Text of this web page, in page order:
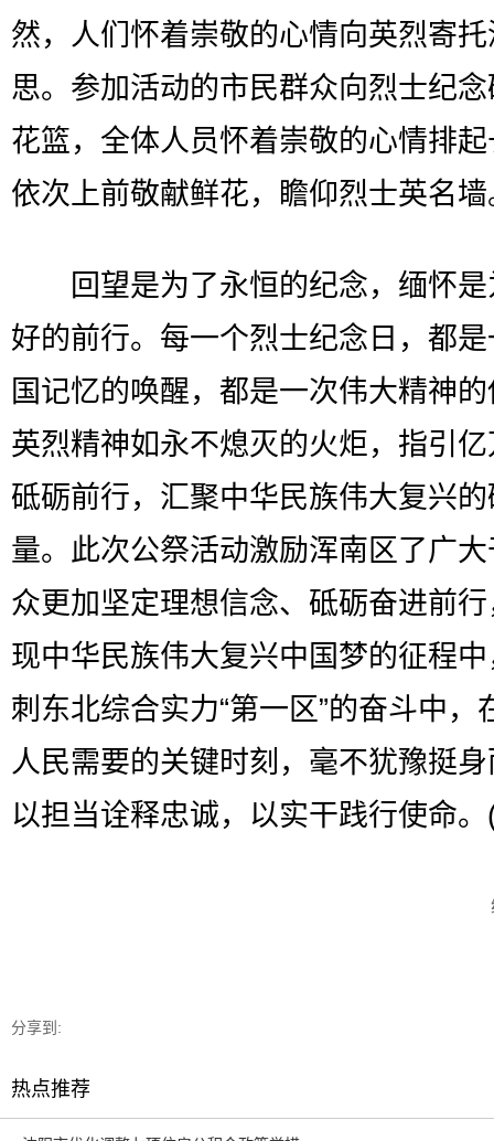
然，人们怀着崇敬的心情向英烈寄
思。参加活动的市民群众向烈士纪
花篮，全体人员怀着崇敬的心情排
依次上前敬献鲜花，瞻仰烈士英名墙
回望是为了永恒的纪念，缅怀是
好的前行。每一个烈士纪念日，都
国记忆的唤醒，都是一次伟大精神
英烈精神如永不熄灭的火炬，指引
砥砺前行，汇聚中华民族伟大复兴
量。此次公祭活动激励浑南区了广
众更加坚定理想信念、砥砺奋进前
现中华民族伟大复兴中国梦的征程
刺东北综合实力“第一区”的奋斗中，
人民需要的关键时刻，毫不犹豫挺
以担当诠释忠诚，以实干践行使命
分享到:
热点推荐